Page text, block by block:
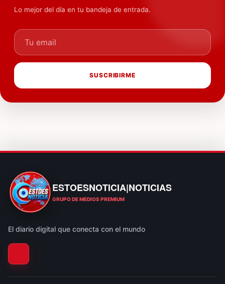
Lo mejor del día en tu bandeja de entrada.
Tu email
SUSCRIBIRME
ESTOESNOTICIA|NOTICIAS
ESTOESNOTICIA|NOTICIAS
GRUPO DE MEDIOS PREMIUM
El diario digital que conecta con el mundo